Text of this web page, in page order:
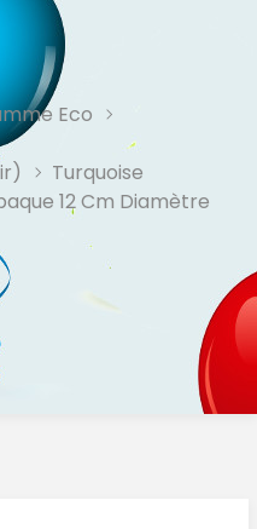
Eco
Turquoise
12 Cm Diamètre